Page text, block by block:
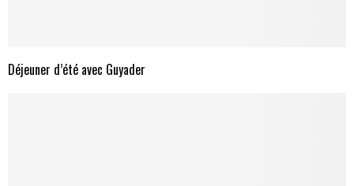
Déjeuner d’été avec Guyader